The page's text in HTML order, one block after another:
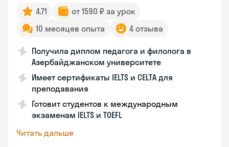
4.71
от 1590 ₽ за урок
10 месяцев опыта
4 отзыва
Получила диплом педагога и филолога в
Азербайджанском университете
Имеет сертификаты IELTS и CELTA для
преподавания
Готовит студентов к международным
экзаменам IELTS и TOEFL
Читать дальше